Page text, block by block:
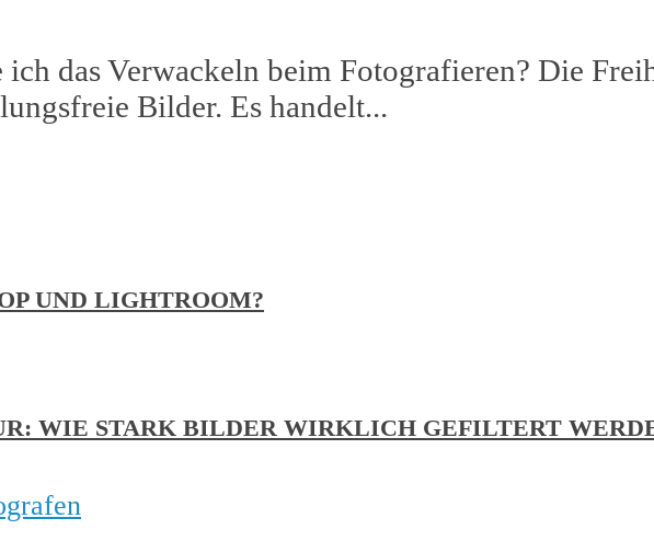
das Verwackeln beim Fotografieren? Die
Bilder. Es handelt...
UND LIGHTROOM?
WIE STARK BILDER WIRKLICH GEFILTERT